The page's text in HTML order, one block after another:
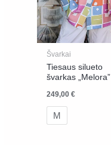
Švarkai
Tiesaus silueto
švarkas „Melora”
249,00€
M